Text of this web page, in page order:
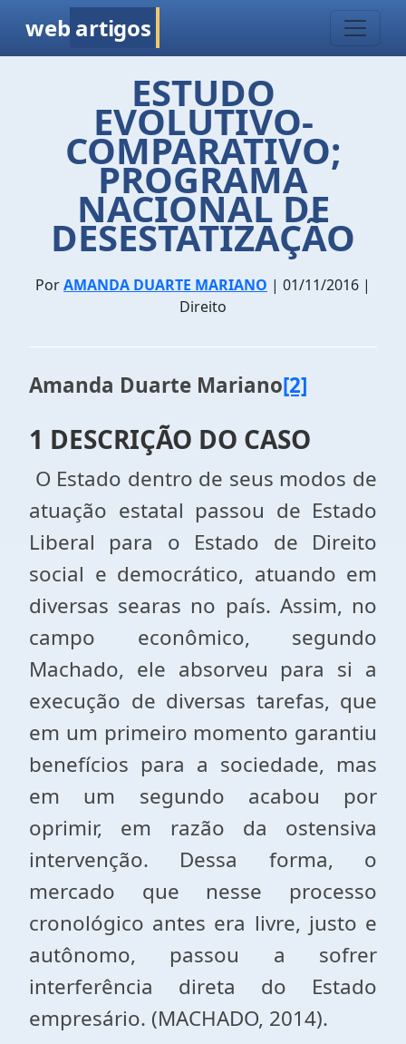
web artigos
ESTUDO
EVOLUTIVO-
COMPARATIVO;
PROGRAMA
NACIONAL DE
DESESTATIZAÇÃO
PorAMANDA DUARTE MARIANO | 01/11/2016 |
Direito
Amanda Duarte Mariano[2]
1 DESCRIÇÃO DO CASO
O Estado dentro de seus modos de
atuação estatal passou de Estado
Liberal para o Estado de Direito
social e democrático, atuando em
diversas searas no país. Assim, no
campo econômico, segundo
Machado, ele absorveu para si a
execução de diversas tarefas, que
em um primeiro momento garantiu
benefícios para a sociedade, mas
em um segundo acabou por
oprimir, em razão da ostensiva
intervenção. Dessa forma, o
mercado que nesse processo
cronológico antes era livre, justo e
autônomo, passou a sofrer
interferência direta do Estado
empresário. (MACHADO, 2014).